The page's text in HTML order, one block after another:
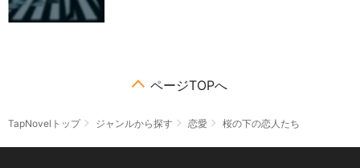
ページTOPへ
TapNovelトップ ジャンルから探す 恋愛 桜の下の恋人たち